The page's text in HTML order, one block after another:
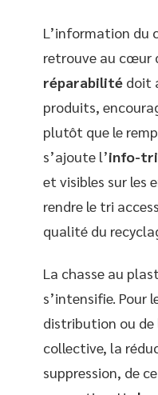
L’information du
retrouve au cœur
réparabilité doit
produits,
plutôt que le
s’ajoute l’info-tri
et visibles sur les
rendre le tri
qualité du
La chasse au
s’intensifie. Pour
distribution ou
collective, la
suppression, de